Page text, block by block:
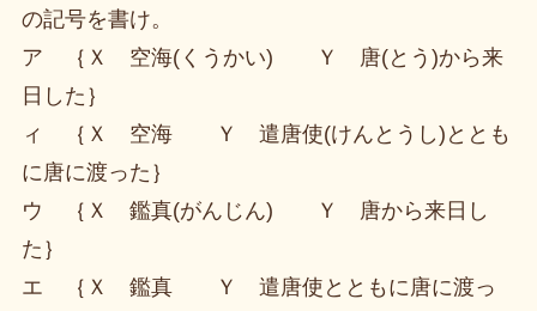
の記号を書け。
ア ｛Ｘ 空海(くうかい) Ｙ 唐(とう)から来
日した｝
ィ ｛Ｘ 空海 Ｙ 遣唐使(けんとうし)ととも
に唐に渡った｝
ウ ｛Ｘ 鑑真(がんじん) Ｙ 唐から来日し
た｝
エ ｛Ｘ 鑑真 Ｙ 遣唐使とともに唐に渡っ